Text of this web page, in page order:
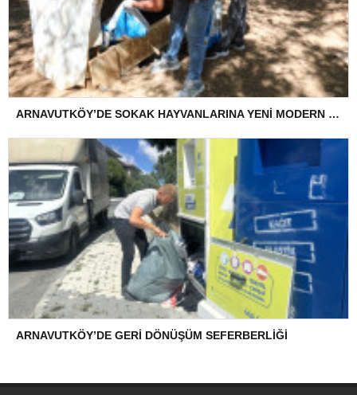
ARNAVUTKÖY’DE SOKAK HAYVANLARINA YENİ MODERN TESİS
ARNAVUTKÖY’DE GERİ DÖNÜŞÜM SEFERBERLİĞİ